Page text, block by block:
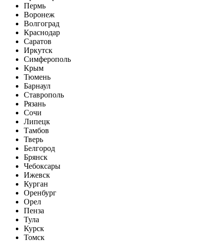
Пермь
Воронеж
Волгоград
Краснодар
Саратов
Иркутск
Симферополь
Крым
Тюмень
Барнаул
Ставрополь
Рязань
Сочи
Липецк
Тамбов
Тверь
Белгород
Брянск
Чебоксары
Ижевск
Курган
Оренбург
Орел
Пенза
Тула
Курск
Томск